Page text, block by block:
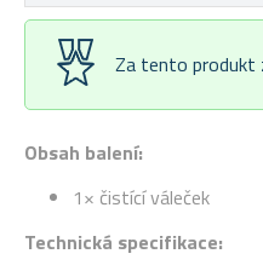
Obsah balení:
1× čistící váleček
Technická specifikace:
Za tento produkt